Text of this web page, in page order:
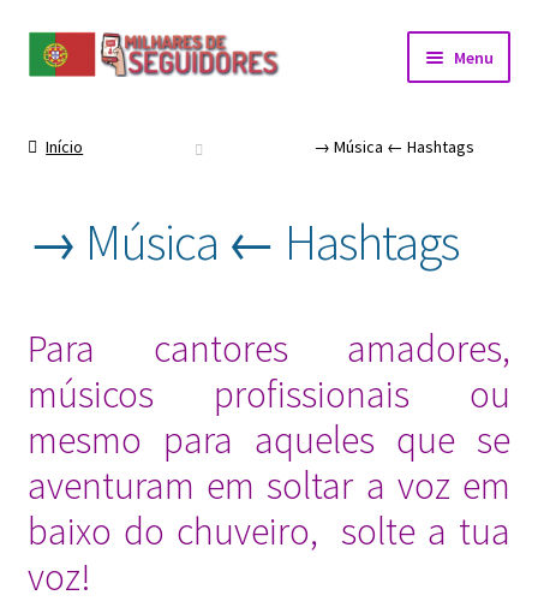
para
navegação
Saltar
para
conteúdo
Menu
Início → Música ← Hashtags
→ Música ← Hashtags
Para cantores amadores,
músicos profissionais ou
mesmo para aqueles que se
aventuram em soltar a voz em
baixo do chuveiro, solte a tua
voz!